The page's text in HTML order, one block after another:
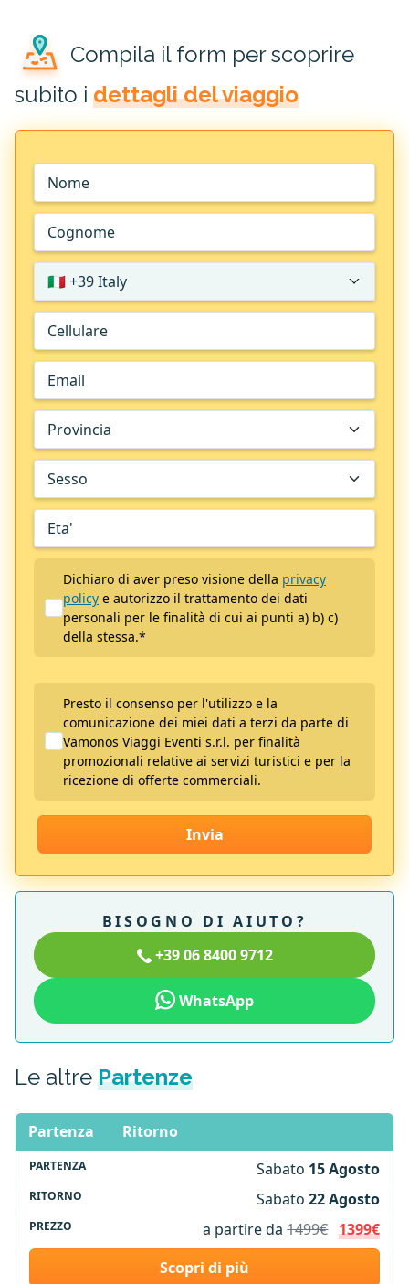
Compila il form per scoprire
subito i dettagli del viaggio
🇮🇹 +39 Italy
Dichiaro di aver preso visione della privacy
policy e autorizzo il trattamento dei dati
personali per le finalità di cui ai punti a) b) c)
della stessa.*
Presto il consenso per l'utilizzo e la
comunicazione dei miei dati a terzi da parte di
Vamonos Viaggi Eventi s.r.l. per finalità
promozionali relative ai servizi turistici e per la
ricezione di offerte commerciali.
Invia
BISOGNO DI AIUTO?
+39 06 8400 9712
WhatsApp
Le altre Partenze
Partenza
Ritorno
Sabato 15 Agosto
Sabato22 Agosto
a partire da1499€ 1399€
Scopri di più